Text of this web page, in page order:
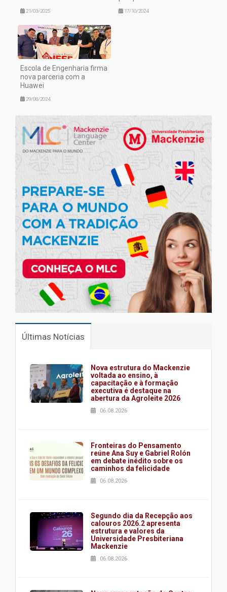
21/03/2025 17/10/2024
Escola de Engenharia firma
nova parceria com a
Huawei
29/08/2024
Últimas Notícias
Nova estrutura do Mackenzie
voltada ao ensino, à
capacitação e à formação
executiva é destaque na
abertura da Agroleite 2026
06.08.2026
Fronteiras do Pensamento
reúne Ana Suy e Gabriel Rolón
em debate inédito sobre os
caminhos da felicidade
06.08.2026
Segundo dia da Recepção aos
calouros 2026.2 apresenta
estrutura e valores da
Universidade Presbiteriana
Mackenzie
06.08.2026